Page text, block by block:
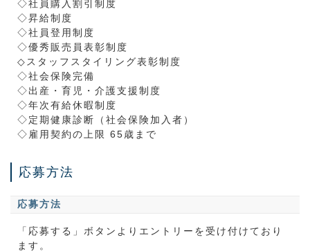
◇社員購入割引制度
◇昇給制度
◇社員登用制度
◇優秀販売員表彰制度
◇スタッフスタイリング表彰制度
◇社会保険完備
◇出産・育児・介護支援制度
◇年次有給休暇制度
◇定期健康診断（社会保険加入者）
◇雇用契約の上限 65歳まで
応募方法
応募方法
「応募する」ボタンよりエントリーを受け付けており
ます。